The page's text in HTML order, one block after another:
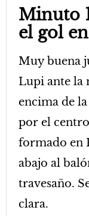
Minuto
el gol
Muy buena
Lupi ante la
encima de
por el
formado en
abajo al
travesaño.
clara.